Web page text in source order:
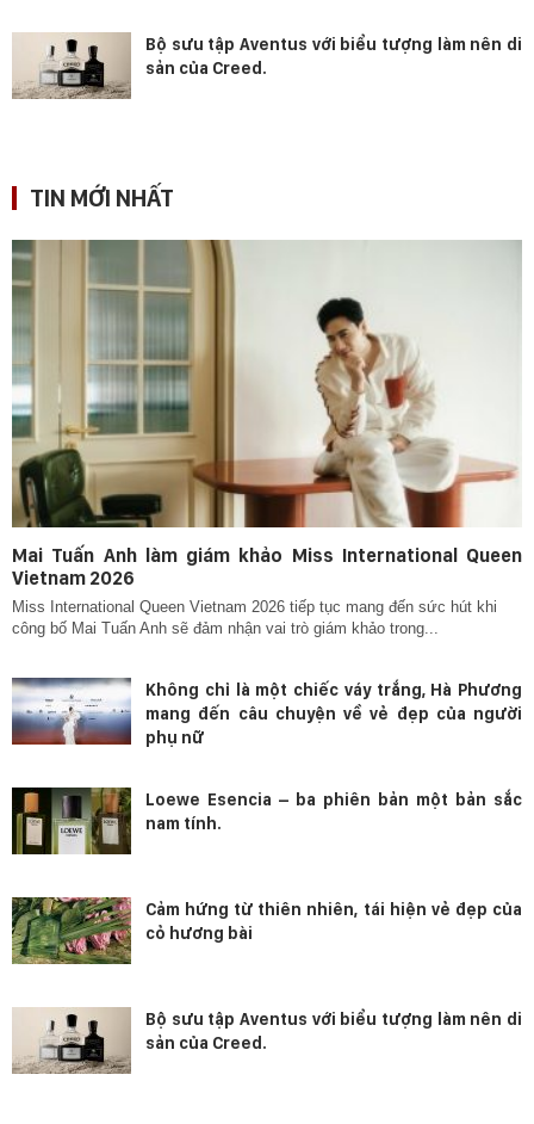
Bộ sưu tập Aventus với biểu tượng làm nên di
sản của Creed.
TIN MỚI NHẤT
Mai Tuấn Anh làm giám khảo Miss International Queen
Vietnam 2026
Miss International Queen Vietnam 2026 tiếp tục mang đến sức hút khi
công bố Mai Tuấn Anh sẽ đảm nhận vai trò giám khảo trong...
Không chỉ là một chiếc váy trắng, Hà Phương
mang đến câu chuyện về vẻ đẹp của người
phụ nữ
Loewe Esencia – ba phiên bản một bản sắc
nam tính.
Cảm hứng từ thiên nhiên, tái hiện vẻ đẹp của
cỏ hương bài
Bộ sưu tập Aventus với biểu tượng làm nên di
sản của Creed.